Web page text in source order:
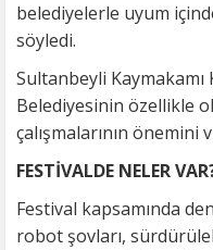
belediyelerle uyum
söyledi.
Sultanbeyli
Belediyesinin özellikle
çalışmalarının önemini
FESTİVALDE NELER
Festival kapsamında
robot şovları,